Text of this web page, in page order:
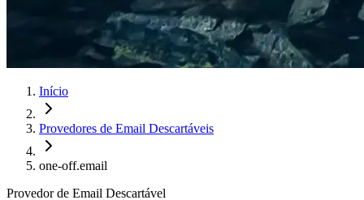
Início
Provedores de Email Descartáveis
one-off.email
Provedor de Email Descartável